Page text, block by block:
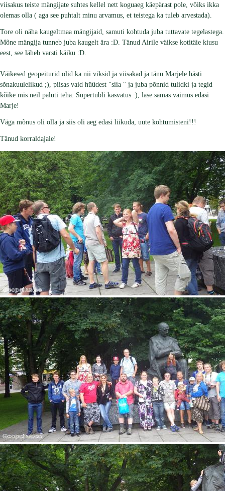
viisakus teiste mängijate suhtes kellel nett koguaeg käepärast pole, võiks ikka
olemas olla ( aga see puhtalt minu arvamus, et teistega ka tuleb arvestada).
Tore oli näha kaugeltmaa mängijaid, samuti kohtuda juba tuttavate tegelastega.
Mõne mängija tunneb juba kaugelt ära :D. Tänud Airile väikse kotitäie kiusu
eest, see läheb varsti käiku :D.
Väikesed geopeiturid olid ka nii viksid ja viisakad ja tänu Marjele hästi
sõnakuulelikud ;), piisas vaid hüüdest "siia " ja juba põnnid tulidki ja tegid
kõike mis neil paluti teha. Supertubli kasvatus :), lase samas vaimus edasi
Marje!
Väga mõnus oli olla ja siis oli aeg edasi liikuda, uute kohtumisteni!!!
Tänud korraldajale!